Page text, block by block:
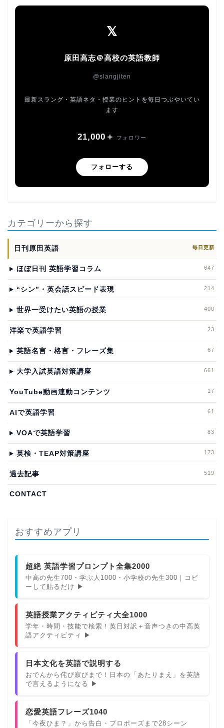
𝕏
原田高志＠高校の英語教師
@slangjiten
最新スラング・英語ネタ・授業のヒントを毎日つぶやいてい
ます
21,000＋ フォロワー
フォローする
カテゴリーから探す
日刊原田英語 毎日更新
ほぼ日刊 英語学習コラム 647
“シン”・英会話スピード表現 214
世界一受けたい英語の授業 400
洋楽で英語学習 23
英語名言・格言・フレーズ集 67
大学入試英語対策講座 661
YouTube動画連動コンテンツ 17
AIで英語学習 61
VOAで英語学習 83
英検・TEAP対策講座 173
過去記事 519
CONTACT
おすすめアプリ
超絶 英語学習プロンプト全集2000
中高の先生700・学ぶ人1000・小学校の先生300｜コピ
ーして貼るだけ ▶
英語授業アクティビティ大全1000
学年・時間・技能で検索！英日対訳＋音声つきの中高英
語アクティビティ ▶
日本文化を英語で説明する
おでんから侘び寂びまで！日本の「あたりまえ」を英語
で言えるようになる ▶
恋愛英語フレーズ1040
「今夜ひま？」から告白・プロポーズまで28シーン